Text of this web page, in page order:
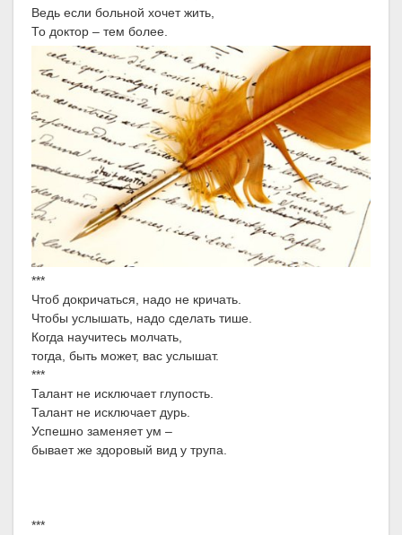
Ведь если больной хочет жить,
То доктор – тем более.
***
Чтоб докричаться, надо не кричать.
Чтобы услышать, надо сделать тише.
Когда научитесь молчать,
тогда, быть может, вас услышат.
***
Талант не исключает глупость.
Талант не исключает дурь.
Успешно заменяет ум –
бывает же здоровый вид у трупа.
***